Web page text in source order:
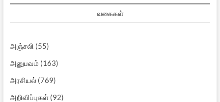
வகைகள்
அஞ்சலி (55)
அனுபவம் (163)
அரசியல்(769)
அறிவிப்புகள்(92)